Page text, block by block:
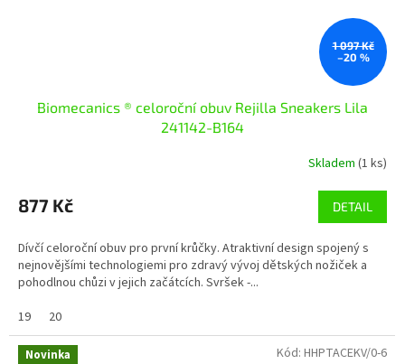
1 097 Kč
–20 %
Biomecanics ® celoroční obuv Rejilla Sneakers Lila
241142-B164
Skladem (1 ks)
877 Kč DETAIL
Dívčí celoroční obuv pro první krůčky. Atraktivní design spojený s
nejnovějšími technologiemi pro zdravý vývoj dětských nožiček a
pohodlnou chůzi v jejich začátcích. Svršek -...
19
20
Novinka Kód: HHPTACEKV/0-6